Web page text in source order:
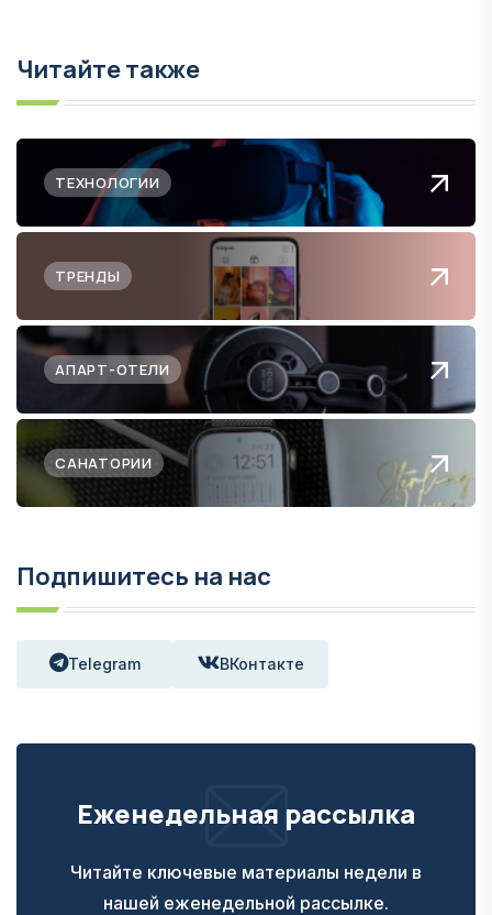
Читайте также
ТЕХНОЛОГИИ
ТРЕНДЫ
АПАРТ-ОТЕЛИ
САНАТОРИИ
Подпишитесь на нас
Telegram ВКонтакте
Еженедельная рассылка
Читайте ключевые материалы недели в
нашей еженедельной рассылке.